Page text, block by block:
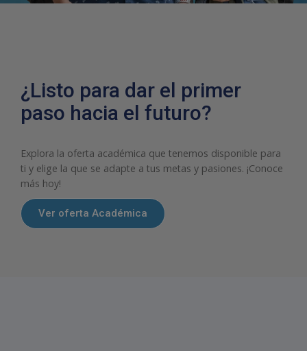
¿Listo para dar el primer
paso hacia el futuro?
Explora la oferta académica que tenemos disponible para
ti y elige la que se adapte a tus metas y pasiones. ¡Conoce
más hoy!
Ver oferta Académica